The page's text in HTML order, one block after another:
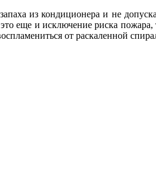
из кондиционера и не
еще и исключение риска
от раскаленной